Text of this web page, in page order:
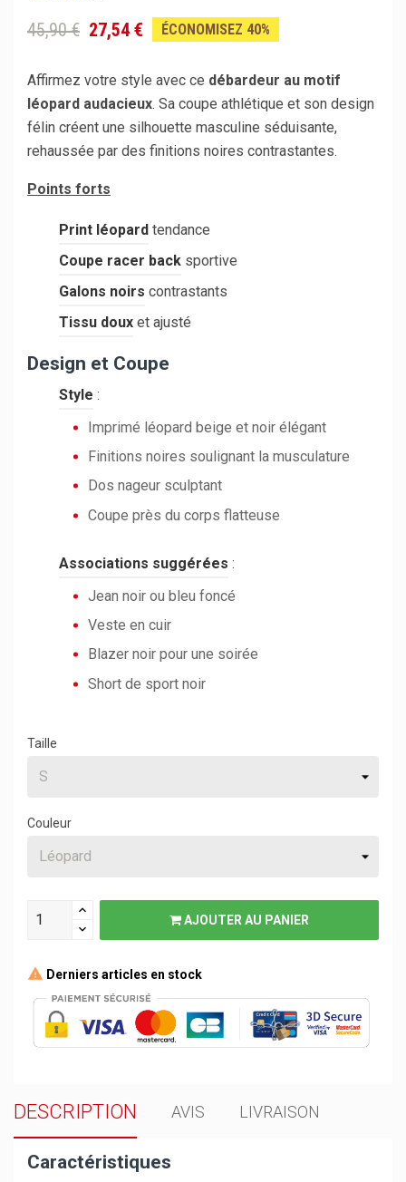
45,90 € 27,54 € ÉCONOMISEZ 40%
Affirmez votre style avec ce débardeur au motif
léopard audacieux. Sa coupe athlétique et son design
félin créent une silhouette masculine séduisante,
rehaussée par des finitions noires contrastantes.
Points forts
Print léopard tendance
Coupe racer back sportive
Galons noirs contrastants
Tissu doux et ajusté
Design et Coupe
Style :
Imprimé léopard beige et noir élégant
Finitions noires soulignant la musculature
Dos nageur sculptant
Coupe près du corps flatteuse
Associations suggérées :
Jean noir ou bleu foncé
Veste en cuir
Blazer noir pour une soirée
Short de sport noir
Taille
Couleur
AJOUTER AU PANIER
Derniers articles en stock
DESCRIPTION AVIS LIVRAISON
Caractéristiques